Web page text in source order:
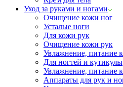
Уход за руками и ногами
Очищение кожи ног
Усталые ноги
Для кожи рук
Очищение кожи рук
Увлажнение, питание
Для ногтей и кутикулы
Увлажнение, питание
Аппараты для рук и